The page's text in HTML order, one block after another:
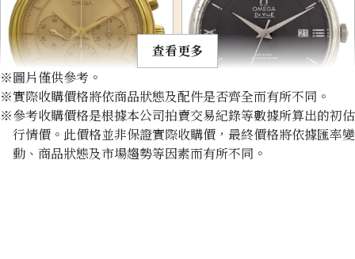
Omega De Ville Prestige
Chronograph 4140.11
Omega De Ville
424.10.40.20.01.001
查看更多
※圖片僅供參考。
※實際收購價格將依商品狀態及配件是否齊全而有所不同。
※參考收購價格是根據本公司拍賣交易紀錄等數據所算出的初估
行情價。此價格並非保證實際收購價，最終價格將依據匯率變
動、商品狀態及市場趨勢等因素而有所不同。